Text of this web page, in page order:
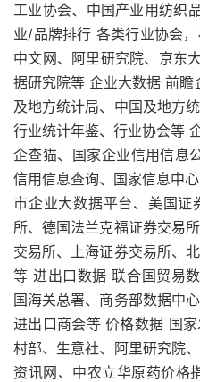
工业协会、中国产业用纺织
业/品牌排行 各类行业协会
中文网、阿里研究院、京东
据研究院等 企业大数据 前
及地方统计局、中国及地方
行业统计年鉴、行业协会等
企查猫、国家企业信用信息
信用信息查询、国家信息中
市企业大数据平台、美国证
所、德国法兰克福证券交易
交易所、上海证券交易所、
等 进出口数据 联合国贸易
国海关总署、商务部数据中
进出口商会等 价格数据 国
村部、生意社、阿里研究院
资讯网、中农立华原药价格